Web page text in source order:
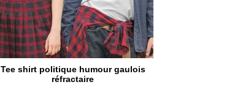
Tee shirt politique humour gaulois
réfractaire